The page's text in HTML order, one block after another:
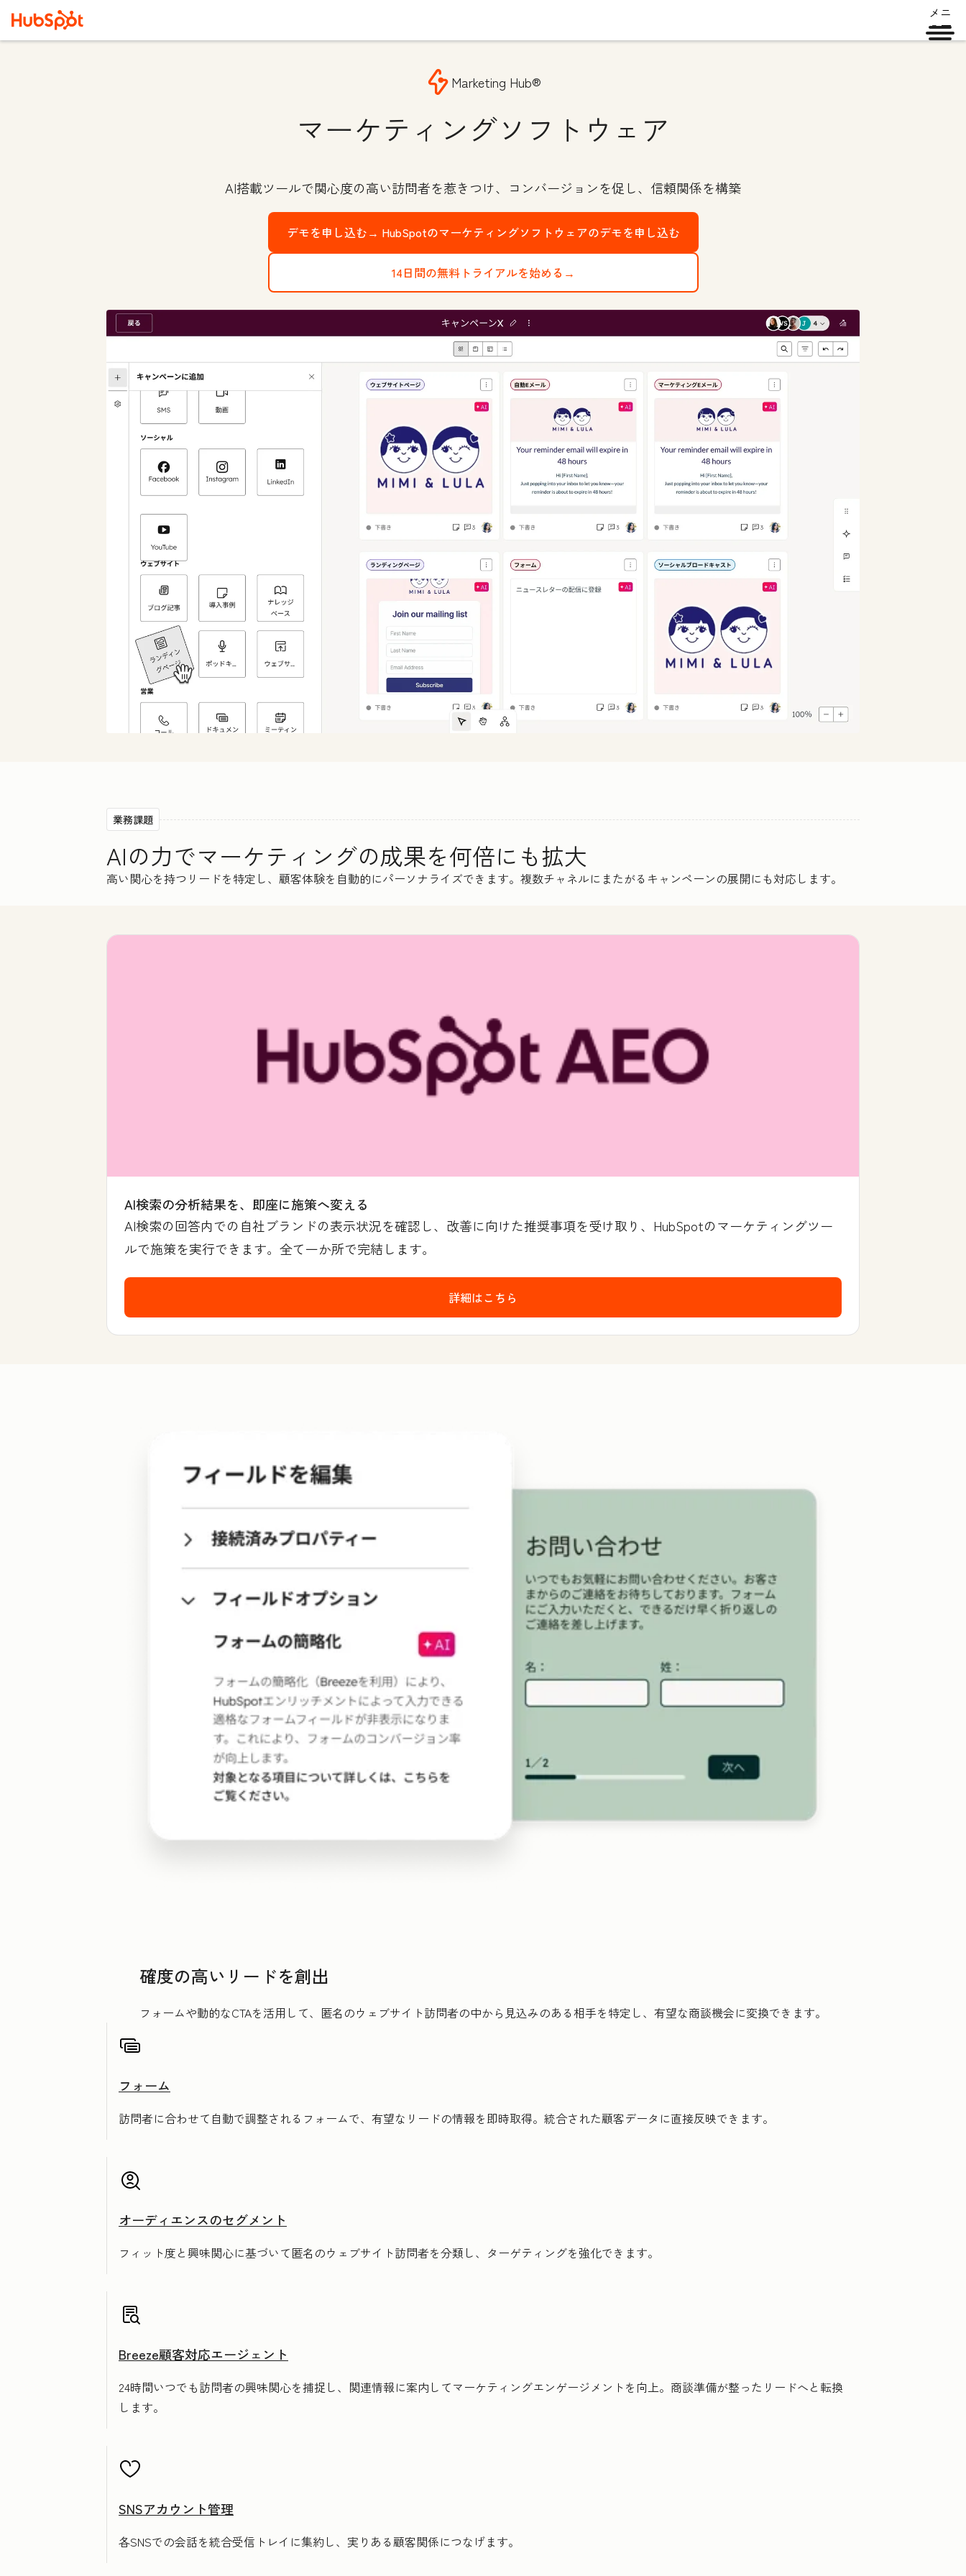
メニ
ュー
Marketing Hub®
マーケティングソフトウェア
AI搭載ツールで関心度の高い訪問者を惹きつけ、コンバージョンを促し、信頼関係を構築
デモを申し込む→ HubSpotのマーケティングソフトウェアのデモを申し込む
14日間の無料トライアルを始める→
業務課題
AIの力でマーケティングの成果を何倍にも拡大
高い関心を持つリードを特定し、顧客体験を自動的にパーソナライズできます。複数チャネルにまたがるキャンペーンの展開にも対応します。
AI検索の分析結果を、即座に施策へ変える
AI検索の回答内での自社ブランドの表示状況を確認し、改善に向けた推奨事項を受け取り、HubSpotのマーケティングツー
ルで施策を実行できます。全て一か所で完結します。
詳細はこちら
確度の高いリードを創出
フォームや動的なCTAを活用して、匿名のウェブサイト訪問者の中から見込みのある相手を特定し、有望な商談機会に変換できます。
フォーム
訪問者に合わせて自動で調整されるフォームで、有望なリードの情報を即時取得。統合された顧客データに直接反映できます。
オーディエンスのセグメント
フィット度と興味関心に基づいて匿名のウェブサイト訪問者を分類し、ターゲティングを強化できます。
Breeze顧客対応エージェント
24時間いつでも訪問者の興味関心を捕捉し、関連情報に案内してマーケティングエンゲージメントを向上。商談準備が整ったリードへと転換
します。
SNSアカウント管理
各SNSでの会話を統合受信トレイに集約し、実りある顧客関係につなげます。